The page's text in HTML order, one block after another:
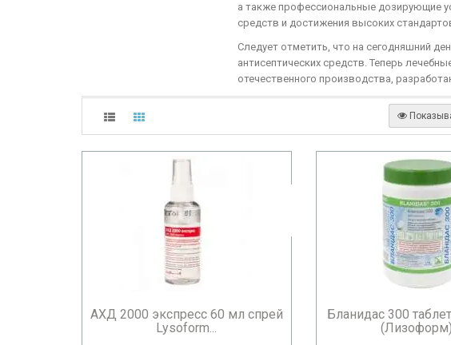
а также профессиональные дозирующие
средств и достижения высоких
Следует отметить, что на сегодняшний
антисептических средств. Теперь
отечественного производства,
АХД 2000 экспресс 60 мл спрей
Lysoform...
Бланидас 300